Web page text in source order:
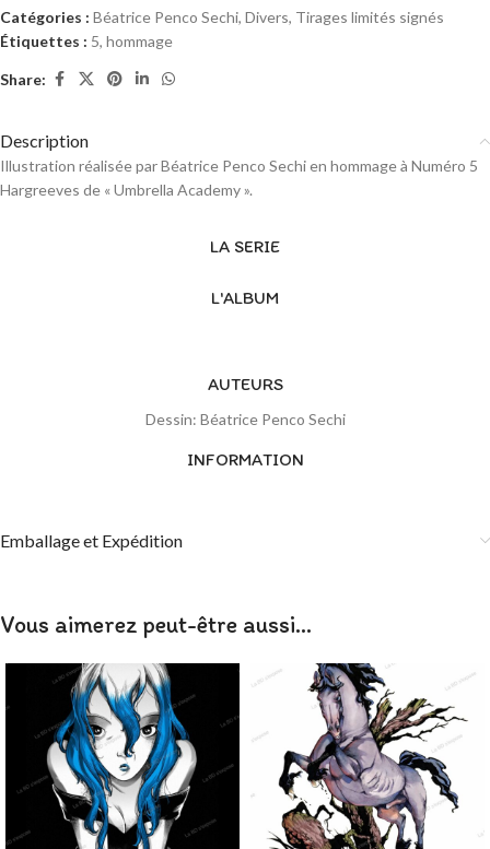
Catégories : Béatrice Penco Sechi, Divers, Tirages limités signés
Étiquettes : 5, hommage
Share:
Description
Illustration réalisée par Béatrice Penco Sechi en hommage à Numéro 5
Hargreeves de « Umbrella Academy ».
LA SERIE
L'ALBUM
AUTEURS
Dessin: Béatrice Penco Sechi
INFORMATION
Emballage et Expédition
Vous aimerez peut-être aussi…